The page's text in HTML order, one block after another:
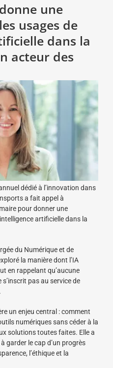
une
usages de
dans la
acteur des
dédié à l’innovation dans
a fait appel à
pour donner une
artificielle dans la
du Numérique et de
la manière dont l’IA
en rappelant qu’aucune
s’inscrit pas au service de
un enjeu central : comment
numériques sans céder à la
solutions toutes faites. Elle a
garder le cap d’un progrès
l’éthique et la